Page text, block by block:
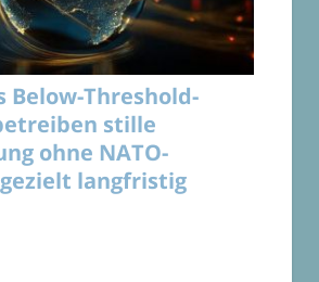
Below-Threshold-
stille
ohne NATO-
langfristig